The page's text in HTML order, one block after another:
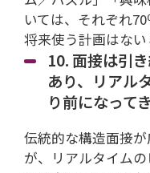
いては、それぞれ
将来使う計画はない
10. 面接は引
あり、リアル
り前になって
伝統的な構造面接が
が、リアルタイム